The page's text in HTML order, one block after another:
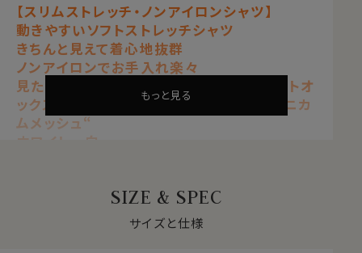
【スリムストレッチ・ノンアイロンシャツ】
動きやすいソフトストレッチシャツ
きちんと見えて着心地抜群
ノンアイロンでお手入れ楽々
見た目はワイシャツの定番生地ピンポイントオ
ックスフォードのようで、通気性抜群の“ハニカ
ムメッシュ“
ホワイト 白
【 ニット・ハニカム 】
【 イタリアンカラー/第一ボタンあり 】
もっと見る
SIZE & SPEC
サイズと仕様